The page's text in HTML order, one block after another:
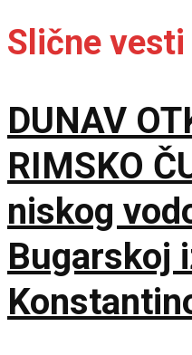
Slične vesti
DUNAV
RIMSKO
niskog
Bugarskoj